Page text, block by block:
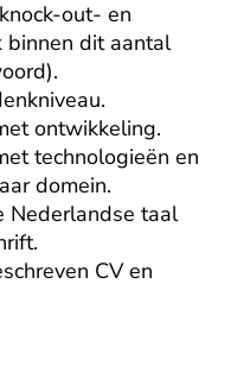
out- en
binnen dit aantal
ontwikkeling.
technologieën en
domein.
Nederlandse taal
CV en